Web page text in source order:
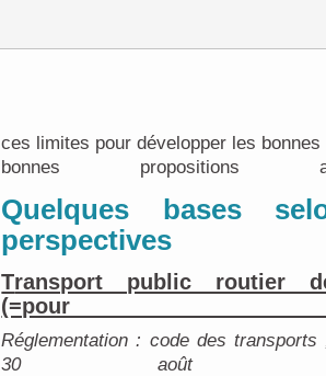
ces limites pour développer les bonnes structures ou faire les
bonnes propositions
Quelques bases selon plusieurs
Transport public routier de marchandises
(=pour
Réglementation : code des
30 août